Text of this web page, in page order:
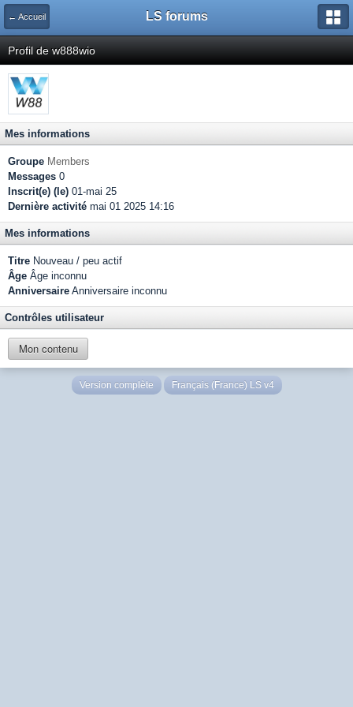
← Accueil LS forums
Profil de w888wio
Mes informations
Groupe Members
Messages 0
Inscrit(e) (le) 01-mai 25
Dernière activité mai 01 2025 14:16
Mes informations
Titre Nouveau / peu actif
Âge Âge inconnu
Anniversaire Anniversaire inconnu
Contrôles utilisateur
Mon contenu
Version complète Français (France) LS v4